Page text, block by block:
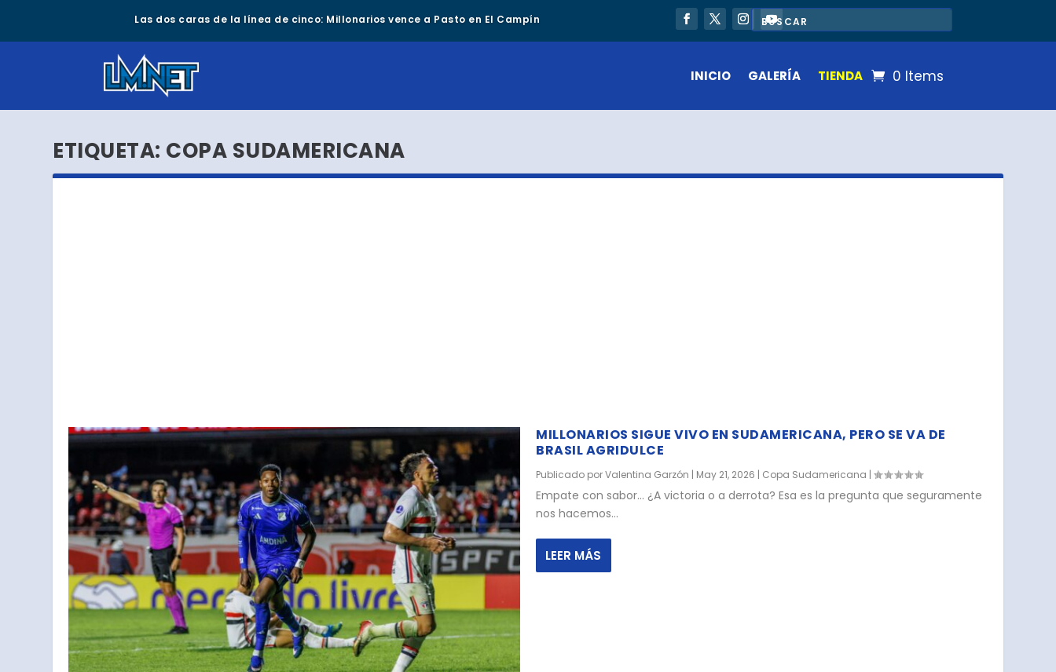
Las dos caras de la línea de cinco: Millonarios vence a Pasto en El Campín
INICIO GALERÍA TIENDA 0 Items
ETIQUETA: COPA SUDAMERICANA
MILLONARIOS SIGUE VIVO EN SUDAMERICANA, PERO SE VA DE
BRASIL AGRIDULCE
Publicado porValentina Garzón | May 21, 2026 | Copa Sudamericana |
Empate con sabor… ¿A victoria o a derrota? Esa es la pregunta que seguramente
nos hacemos...
LEER MÁS